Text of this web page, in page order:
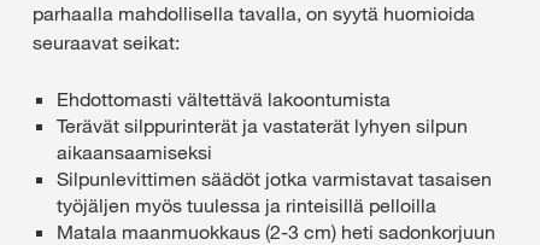
parhaalla mahdollisella tavalla, on syytä huomioida
seuraavat seikat:
Ehdottomasti vältettävä lakoontumista
Terävät silppurinterät ja vastaterät lyhyen silpun
aikaansaamiseksi
Silpunlevittimen säädöt jotka varmistavat tasaisen
työjäljen myös tuulessa ja rinteisillä pelloilla
Matala maanmuokkaus (2-3 cm) heti sadonkorjuun